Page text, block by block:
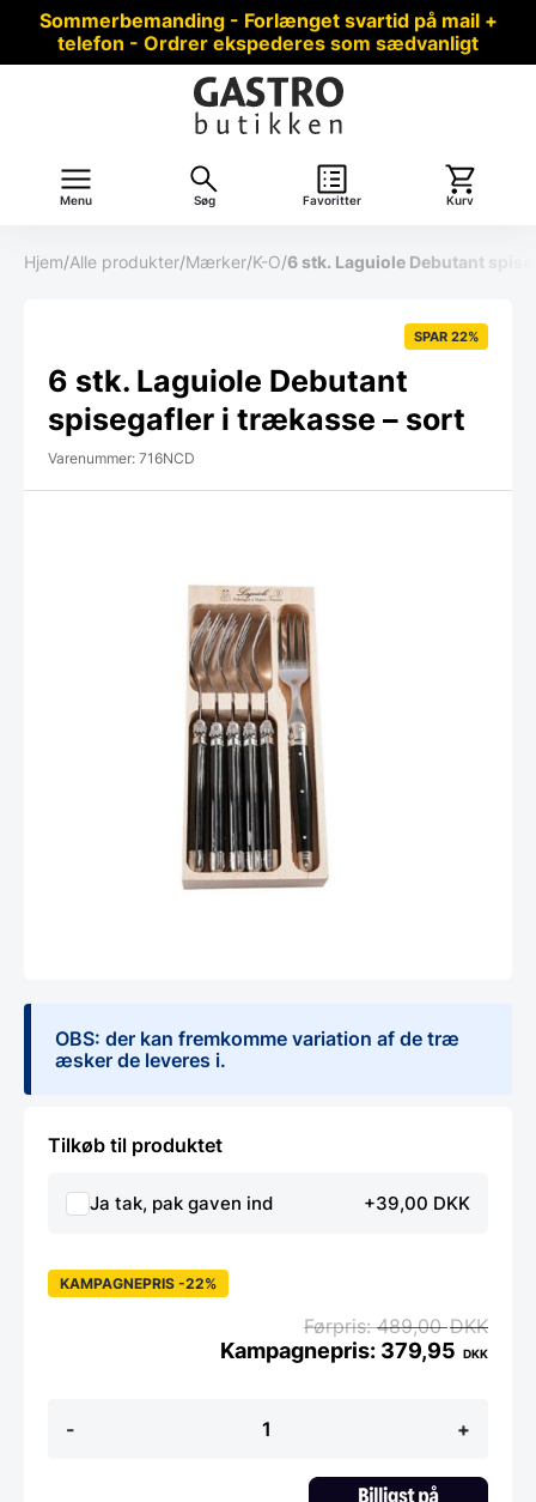
Sommerbemanding - Forlænget svartid på mail +
telefon - Ordrer ekspederes som sædvanligt
Menu Søg Favoritter Kurv
Hjem/Alle produkter/Mærker/K-O/6 stk. Laguiole Debutant
SPAR 22%
6 stk. Laguiole Debutant
spisegafler i trækasse – sort
Varenummer: 716NCD
OBS: der kan fremkomme variation af de træ
æsker de leveres i.
Tilkøb til produktet
Ja tak, pak gaven ind +39,00 DKK
-
stk.
+
KAMPAGNEPRIS -22%
489,00DKK
379,95 DKK